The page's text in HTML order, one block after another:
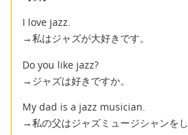
I love jazz.
→私はジャズが大好きです。
Do you like jazz?
→ジャズは好きですか。
My dad is a jazz musician.
→私の父はジャズミュージシャンをし